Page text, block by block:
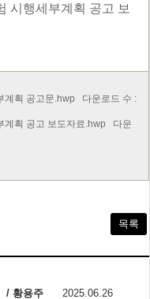
시행세부계획 공고 보
계획 공고문.hwp 다운로드 수 :
계획 공고 보도자료.hwp 다운
목록
/ 황용주 2025.06.26